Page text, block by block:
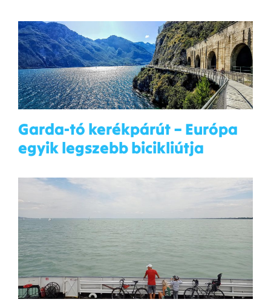
Garda-tó kerékpárút – Európa
egyik legszebb bicikliútja